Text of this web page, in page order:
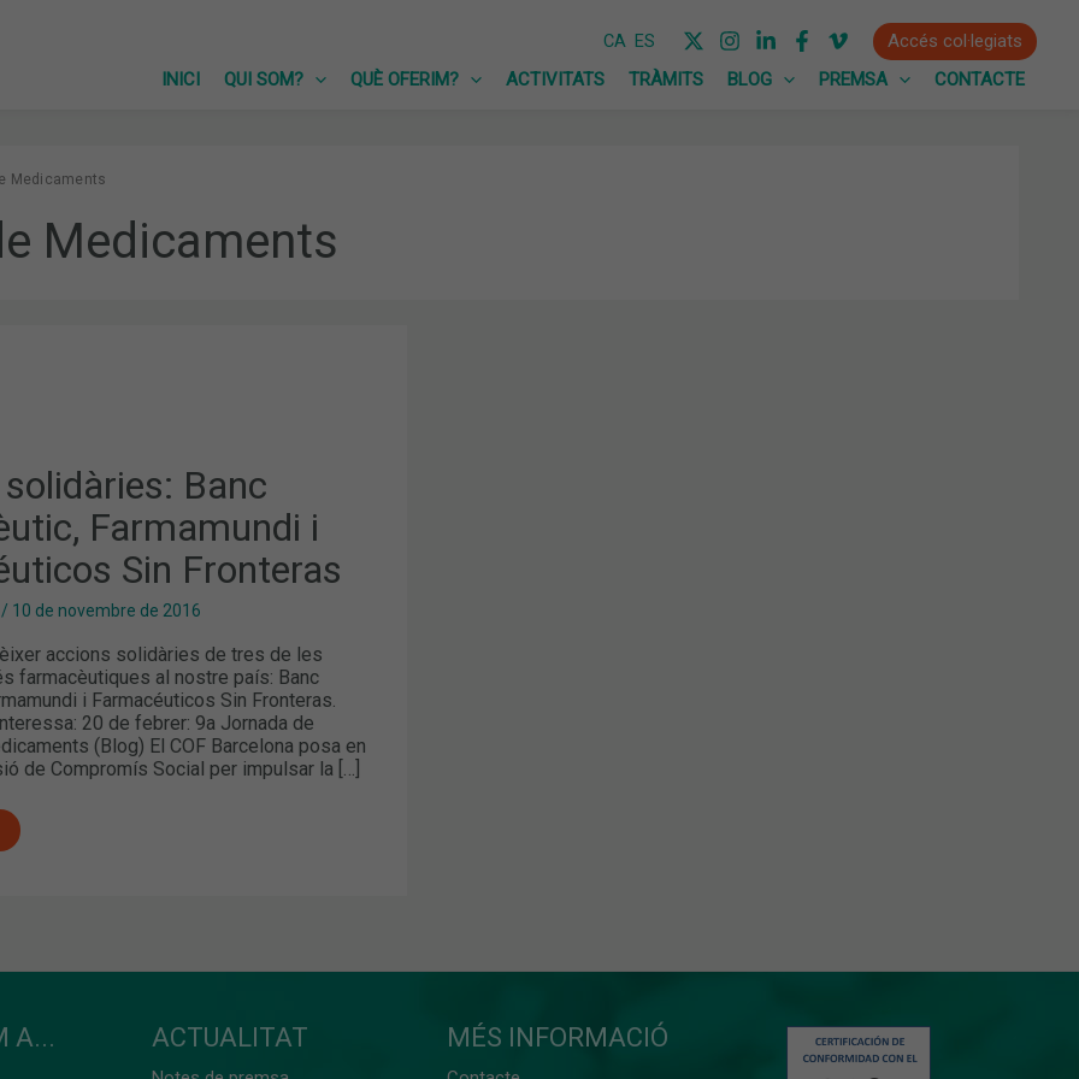
CA ES
Accés col·legiats
INICI
QUI SOM? QUÈ OFERIM? ACTIVITATS TRÀMITS BLOG PREMSA CONTACTE
Medicaments
Medicaments
Banc
Farmamundi i
Sin Fronteras
/ 10 de novembre de 2016
accions solidàries de tres de les
farmacèutiques al nostre país: Banc
i Farmacéuticos Sin Fronteras.
20 de febrer: 9a Jornada de
(Blog) El COF Barcelona posa en
de Compromís Social per impulsar la […]
A... ACTUALITAT MÉS INFORMACIÓ